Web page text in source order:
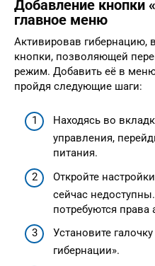
Добавление кнопки
главное меню
Активировав гибернацию,
кнопки, позволяющей
режим. Добавить её в
пройдя следующие шаги:
Находясь во
управления,
питания.
Откройте
сейчас
потребуются права
Установите
гибернации».